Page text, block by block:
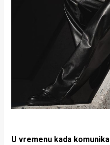
U vremenu kada